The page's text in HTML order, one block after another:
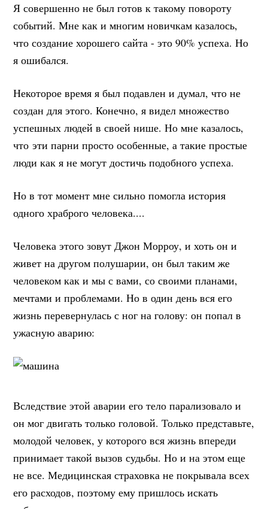
Я совершенно не был готов к такому повороту
событий. Мне как и многим новичкам казалось,
что создание хорошего сайта - это 90% успеха. Но
я ошибался.
Некоторое время я был подавлен и думал, что не
создан для этого. Конечно, я видел множество
успешных людей в своей нише. Но мне казалось,
что эти парни просто особенные, а такие простые
люди как я не могут достичь подобного успеха.
Но в тот момент мне сильно помогла история
одного храброго человека....
Человека этого зовут Джон Морроу, и хоть он и
живет на другом полушарии, он был таким же
человеком как и мы с вами, со своими планами,
мечтами и проблемами. Но в один день вся его
жизнь перевернулась с ног на голову: он попал в
ужасную аварию:
Вследствие этой аварии его тело парализовало и
он мог двигать только головой. Только представьте,
молодой человек, у которого вся жизнь впереди
принимает такой вызов судьбы. Но и на этом еще
не все. Медицинская страховка не покрывала всех
его расходов, поэтому ему пришлось искать